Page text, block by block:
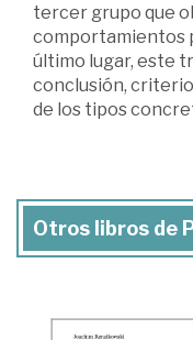
tercer grupo que
comportamientos
último lugar, este
conclusión,
de los tipos
Otros libros de